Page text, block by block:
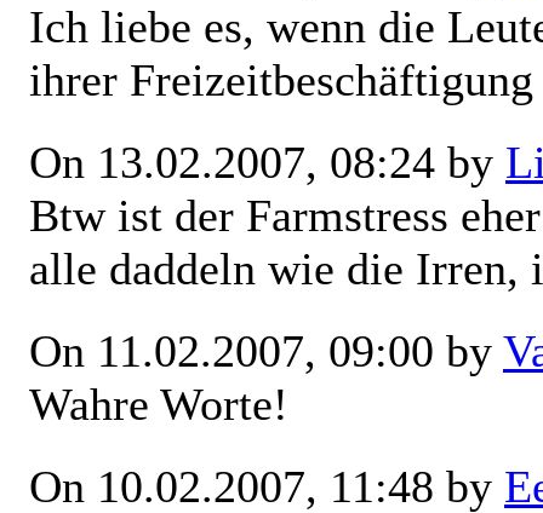
Ich liebe es, wenn die
ihrer Freizeitbeschäftigung
On 13.02.2007, 08:24 by
Btw ist der Farmstress
alle daddeln wie die Irren,
On 11.02.2007, 09:00 by
Wahre Worte!
On 10.02.2007, 11:48 by